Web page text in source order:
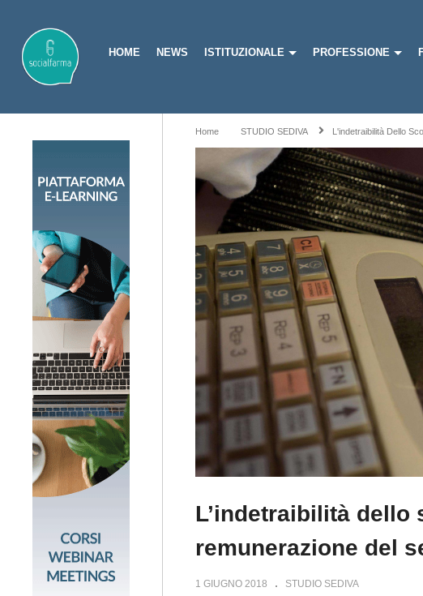
HOME NEWS ISTITUZIONALE PROFESSIONE
Home STUDIO SEDIVA L'indetraibilità Dello
L’indetraibilità dello
remunerazione del
1 GIUGNO 2018 STUDIO SEDIVA